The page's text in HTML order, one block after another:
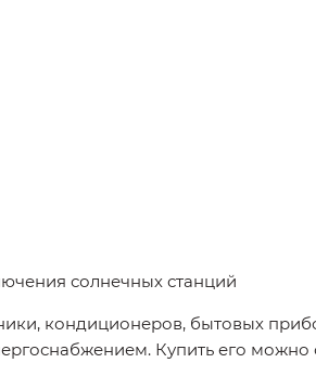
солнечных станций
кондиционеров, бытовых
Купить его можно